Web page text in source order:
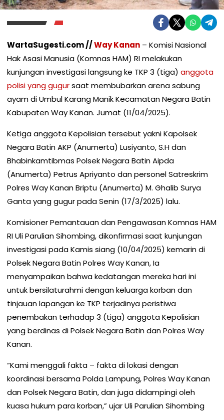
WartaSugesti.com //Way Kanan – Komisi Nasional
Hak Asasi Manusia (Komnas HAM) RI melakukan
kunjungan investigasi langsung ke TKP 3 (tiga) anggota
polisi yang gugursaat membubarkan arena sabung
ayam di Umbul Karang Manik Kecamatan Negara Batin
Kabupaten Way Kanan. Jumat (11/04/2025).
Ketiga anggota Kepolisian tersebut yakni Kapolsek
Negara Batin AKP (Anumerta) Lusiyanto, S.H dan
Bhabinkamtibmas Polsek Negara Batin Aipda
(Anumerta) Petrus Apriyanto dan personel Satreskrim
Polres Way Kanan Briptu (Anumerta) M. Ghalib Surya
Ganta yang gugur pada Senin (17/3/2025) lalu.
Komisioner Pemantauan dan Pengawasan Komnas HAM
RI Uli Parulian Sihombing, dikonfirmasi saat kunjungan
investigasi pada Kamis siang (10/04/2025) kemarin di
Polsek Negara Batin Polres Way Kanan, Ia
menyampaikan bahwa kedatangan mereka hari ini
untuk bersilaturahmi dengan keluarga korban dan
tinjauan lapangan ke TKP terjadinya peristiwa
penembakan terhadap 3 (tiga) anggota Kepolisian
yang berdinas di Polsek Negara Batin dan Polres Way
Kanan.
“Kami menggali fakta – fakta di lokasi dengan
koordinasi bersama Polda Lampung, Polres Way Kanan
dan Polsek Negara Batin, dan juga didampingi oleh
kuasa hukum para korban,” ujar Uli Parulian Sihombing